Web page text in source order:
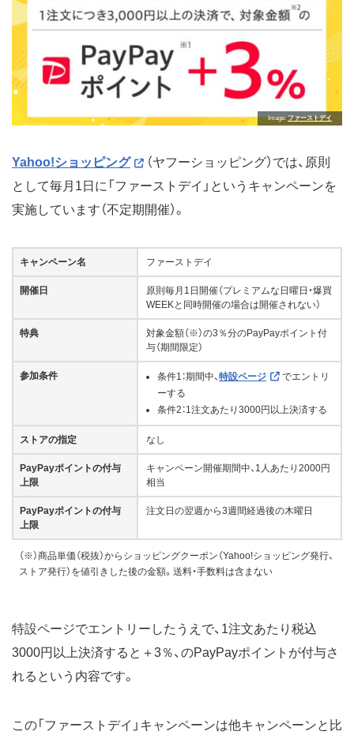
Image ファーストデイ
Yahoo!ショッピング
（ヤフーショッピング）では、原則
として毎月1日に「ファーストデイ」というキャンペーンを
実施しています（不定期開催）。
キャンペーン名 ファーストデイ
開催日
原則毎月1日開催（プレミアムな日曜日・爆買
WEEKと同時開催の場合は開催されない）
特典
対象金額（※）の3％分のPayPayポイント付
与（期間限定）
参加条件 条件1：期間中、特設ページ
でエントリ
ーする
条件2：1注文あたり3000円以上決済する
ストアの指定 なし
PayPayポイントの付与
上限
キャンペーン開催期間中、1人あたり2000円
相当
PayPayポイントの付与
上限
注文日の翌週から3週間経過後の木曜日
（※）商品単価（税抜）からショッピングクーポン（Yahoo!ショッピング発行、
ストア発行）を値引きした後の金額。送料・手数料は含まない
特設ページでエントリーしたうえで、1注文あたり税込
3000円以上決済すると＋3％、のPayPayポイントが付与さ
れるという内容です。
この「ファーストデイ」キャンペーンは他キャンペーンと比